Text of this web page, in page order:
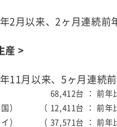
2月以来、2ヶ月連続前
産 >
11月以来、5ヶ月連続
68,412台 ： 前年
）
（ 12,411台 ： 前年
）
（ 37,571台 ： 前年